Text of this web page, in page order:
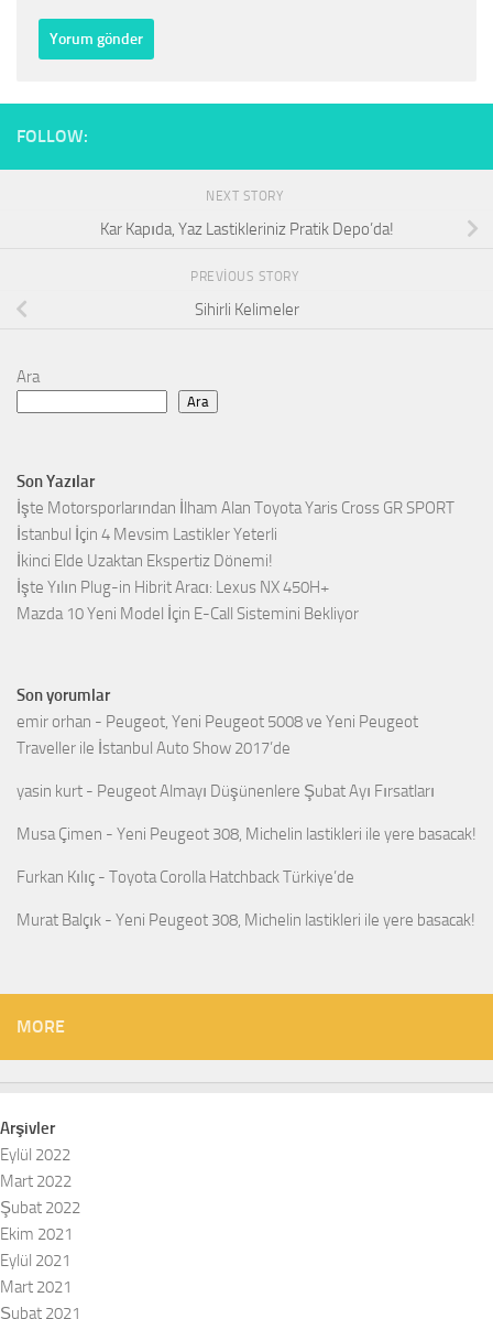
FOLLOW:
NEXT STORY
Kar Kapıda, Yaz Lastikleriniz Pratik Depo’da!
PREVIOUS STORY
Sihirli Kelimeler
Ara
Ara
Son Yazılar
İşte Motorsporlarından İlham Alan Toyota Yaris Cross GR SPORT
İstanbul İçin 4 Mevsim Lastikler Yeterli
İkinci Elde Uzaktan Ekspertiz Dönemi!
İşte Yılın Plug-in Hibrit Aracı: Lexus NX 450H+
Mazda 10 Yeni Model İçin E-Call Sistemini Bekliyor
Son yorumlar
emir orhan - Peugeot, Yeni Peugeot 5008 ve Yeni Peugeot
Traveller ile İstanbul Auto Show 2017’de
yasin kurt - Peugeot Almayı Düşünenlere Şubat Ayı Fırsatları
Musa Çimen - Yeni Peugeot 308, Michelin lastikleri ile yere basacak!
Furkan Kılıç - Toyota Corolla Hatchback Türkiye’de
Murat Balçık - Yeni Peugeot 308, Michelin lastikleri ile yere basacak!
MORE
Arşivler
Eylül 2022
Mart 2022
Şubat 2022
Ekim 2021
Eylül 2021
Mart 2021
Şubat 2021